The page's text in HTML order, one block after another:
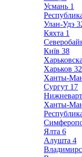
Усмань 1
Улан-Удэ
Кяхта 1
Київ 38
Харьков 32
Ханты-
Сургут 17
Ханты-
Ялта 6
Алушта 4